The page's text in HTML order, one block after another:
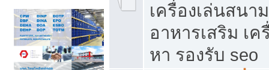
เครื่องเล่นสนา
อาหารเสริม เ
หา รองรับ seo